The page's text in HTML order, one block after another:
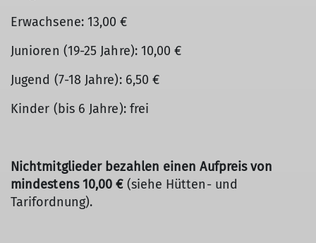
Erwachsene: 13,00 €
Junioren (19-25 Jahre): 10,00 €
Jugend (7-18 Jahre): 6,50 €
Kinder (bis 6 Jahre): frei
Nichtmitglieder bezahlen einen Aufpreis von
mindestens 10,00 €(siehe Hütten- und
Tarifordnung).